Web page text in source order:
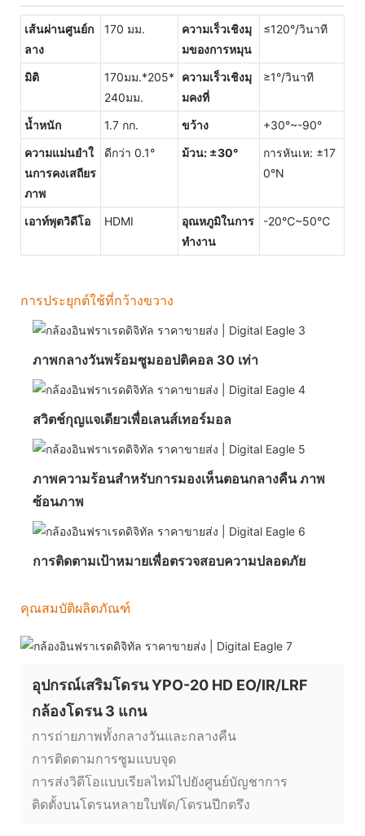
เส้นผ่านศูนย์ก
ลาง
170 มม.
ความเร็วเชิงมุ
มของการหมุน
≤120°/วินาที
มิติ
170มม.*205*
240มม.
ความเร็วเชิงมุ
มคงที่
≥1°/วินาที
น้ำหนัก 1.7 กก. ขว้าง
+30°~-90°
ความแม่นยำใ
นการคงเสถียร
ภาพ
ดีกว่า 0.1° ม้วน: ±30°
การหันเห: ±17
0°N
เอาท์พุตวิดีโอ HDMI
อุณหภูมิในการ
ทำงาน
-20℃~50℃
การประยุกต์ใช้ที่กว้างขวาง
ภาพกลางวันพร้อมซูมออปติคอล 30 เท่า
สวิตช์กุญแจเดียวเพื่อเลนส์เทอร์มอล
ภาพความร้อนสำหรับการมองเห็นตอนกลางคืน ภาพ
ซ้อนภาพ
การติดตามเป้าหมายเพื่อตรวจสอบความปลอดภัย
คุณสมบัติผลิตภัณฑ์
อุปกรณ์เสริมโดรน YPO-20 HD EO/IR/LRF
กล้องโดรน 3 แกน
การถ่ายภาพทั้งกลางวันและกลางคืน
การติดตามการซูมแบบจุด
การส่งวิดีโอแบบเรียลไทม์ไปยังศูนย์บัญชาการ
ติดตั้งบนโดรนหลายใบพัด/โดรนปีกตรึง